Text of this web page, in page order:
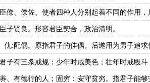
僚、僚佐、使者四种人分别起着不同的作用
子贤良。形容君臣契合，政治清明。
仇:配偶。原指君子的佳偶。后遂用为男子追
子有三条戒规：少年时戒美色；壮年时戒殴
、有德行的人；固穷：安守贫穷。指君子能